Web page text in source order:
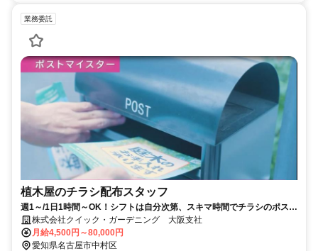
業務委託
植木屋のチラシ配布スタッフ
週1～/1日1時間～OK！シフトは自分次第、スキマ時間でチラシのポステ
ィング
株式会社クイック・ガーデニング 大阪支社
月給4,500円～80,000円
愛知県名古屋市中村区